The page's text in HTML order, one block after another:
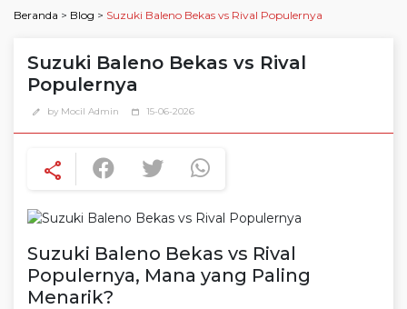
Seri 3 yang diproduksi antara 2012 hingga 2019, menjadi pilihan
paling masuk akal. Terutama karena harganya yang kini kian
Beranda > Blog > Suzuki Baleno Bekas vs Rival Populernya
Suzuki Baleno Bekas vs Rival
Populernya
edit by Mocil Admin calendar_today 15-06-2026
share
Suzuki Baleno Bekas vs Rival
Populernya, Mana yang Paling
Menarik?